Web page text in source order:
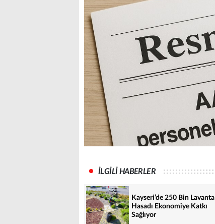
İLGİLİ HABERLER
Kayseri’de 250 Bin Lavanta
Hasadı Ekonomiye Katkı
Sağlıyor